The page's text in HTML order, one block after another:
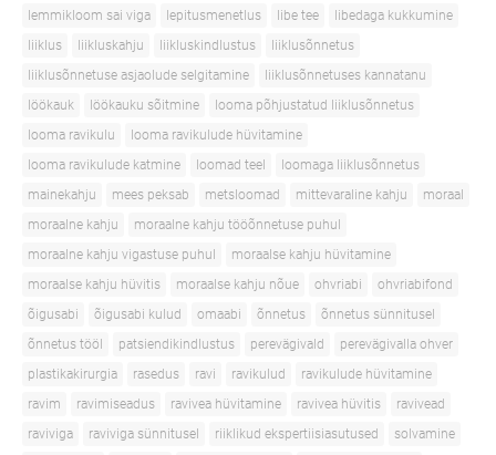
lemmikloom sai viga
lepitusmenetlus libe tee
libedaga kukkumine
liiklus
liikluskahju liikluskindlustus
liiklusõnnetus
liiklusõnnetuse asjaolude selgitamine
liiklusõnnetuses kannatanu
löökauk
löökauku sõitmine
looma põhjustatud liiklusõnnetus
looma ravikulu
looma ravikulude hüvitamine
looma ravikulude katmine
loomad teel
loomaga liiklusõnnetus
mainekahju
mees peksab metsloomad mittevaraline kahju
moraal
moraalne kahju
moraalne kahju tööõnnetuse puhul
moraalne kahju vigastuse puhul
moraalse kahju hüvitamine
moraalse kahju hüvitis
moraalse kahju nõue ohvriabi
ohvriabifond
õigusabi
õigusabi kulud omaabi õnnetus
õnnetus sünnitusel
õnnetus tööl
patsiendikindlustus perevägivald
perevägivalla ohver
plastikakirurgia
rasedus ravi ravikulud
ravikulude hüvitamine
ravim
ravimiseadus ravivea hüvitamine ravivea hüvitis
ravivead
raviviga
raviviga sünnitusel riiklikud ekspertiisiasutused
solvamine